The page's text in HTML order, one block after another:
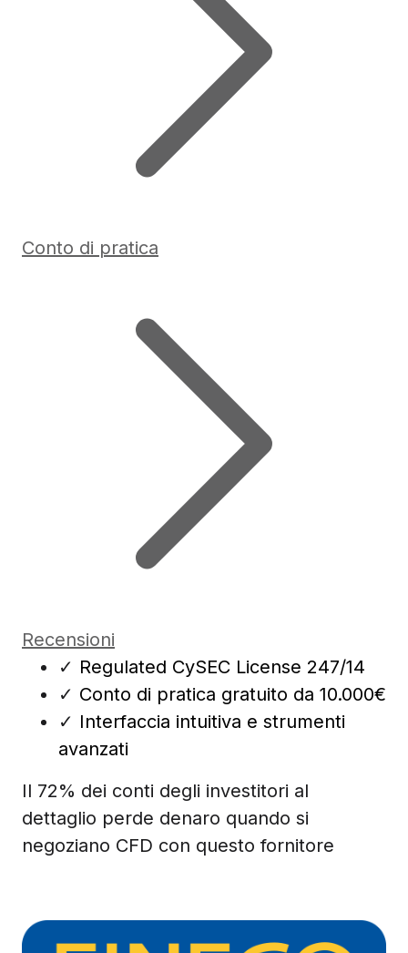
Conto di pratica
Recensioni
✓ Regulated CySEC License 247/14
✓ Conto di pratica gratuito da 10.000€
✓ Interfaccia intuitiva e strumenti
avanzati
Il 72% dei conti degli investitori al
dettaglio perde denaro quando si
negoziano CFD con questo fornitore